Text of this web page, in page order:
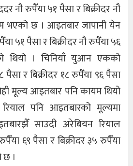
नौ रुपैँया ५१ पैसा र बिक्रीदर नौ
भएको छ । आइतबार जापानी येन
५१ पैसा र बिक्रीदर नौ रुपैँया ५६
थियो । चिनियाँ युआन एकको
र बिक्रीदर १८ रुपैँया ९६ पैसा
मूल्य आइतबार पनि कायम थियो
पनि आइतबारको मूल्यमा
साउदी अरेबियन रियाल
६९ पैसा र बिक्रीदर ३५ रुपैँया
।